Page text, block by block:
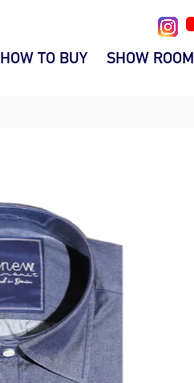
HOW TO BUY SHOW ROOM